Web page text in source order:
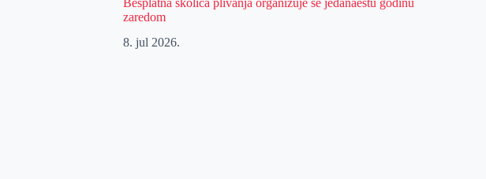
zaredom
8. jul 2026.